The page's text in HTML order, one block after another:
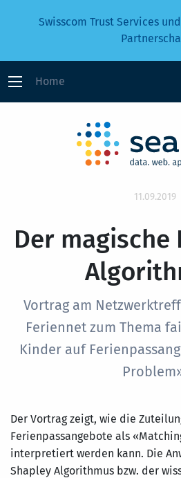
Swisscom Trust Services
Home
11.09.2019
Der magische
Vortrag am
Feriennet zum Thema
Kinder auf
Der Vortrag zeigt, wie die
Ferienpassangebote als
interpretiert werden kann. Die
Shapley Algorithmus bzw. der